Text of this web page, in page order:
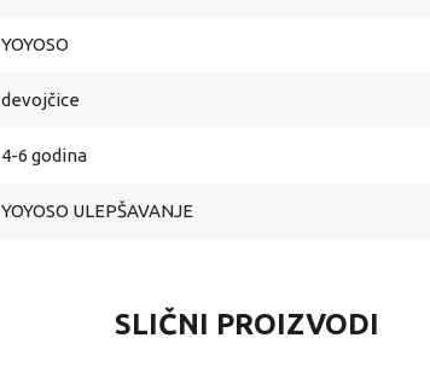
YOYOSO
devojčice
4-6 godina
YOYOSO ULEPŠAVANJE
SLIČNI PROIZVODI